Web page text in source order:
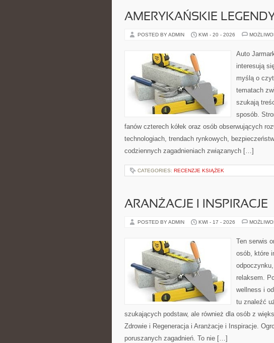
AMERYKAŃSKIE LEGENDY
POSTED BY ADMIN KWI - 20 - 2026
Auto
interesują
myślą o
tematach
szukają
sposób.
fanów czterech kółek oraz osób obserwujących
technologiach, trendach rynkowych,
codziennych zagadnieniach związanych […]
CATEGORIES: RECENZJE KSIĄŻEK
ARANŻACJE I INSPIRACJE
POSTED BY ADMIN KWI - 17 - 2026
Ten serwis
osób, które
relaksem.
wellness i
tu znaleźć
szukających podstaw, ale również dla osób z
Zdrowie i Regeneracja i Aranżacje i Inspiracje.
poruszanych zagadnień. To nie […]